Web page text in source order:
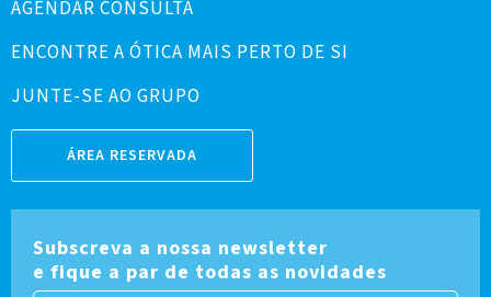
AGENDAR CONSULTA
ENCONTRE A ÓTICA MAIS PERTO DE SI
JUNTE-SE AO GRUPO
ÁREA RESERVADA
Subscreva a nossa newsletter
e fique a par de todas as novidades